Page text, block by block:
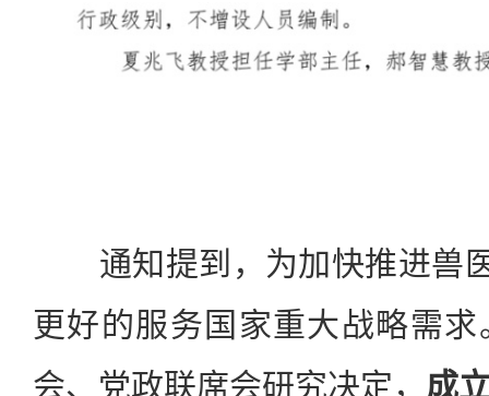
通知提到，为加快推进兽医
更好的服务国家重大战略需
会、党政联席会研究决定， 成